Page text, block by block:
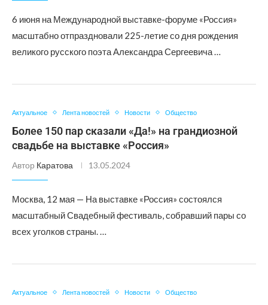
6 июня на Международной выставке-форуме «Россия»
масштабно отпраздновали 225-летие со дня рождения
великого русского поэта Александра Сергеевича …
Актуальное Лента новостей Новости Общество
Более 150 пар сказали «Да!» на грандиозной
свадьбе на выставке «Россия»
Автор Каратова 13.05.2024
Москва, 12 мая — На выставке «Россия» состоялся
масштабный Свадебный фестиваль, собравший пары со
всех уголков страны. …
Актуальное Лента новостей Новости Общество